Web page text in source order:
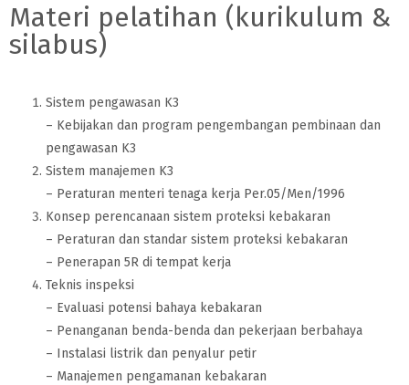
Materi pelatihan (kurikulum &
silabus)
Sistem pengawasan K3
– Kebijakan dan program pengembangan pembinaan dan
pengawasan K3
Sistem manajemen K3
– Peraturan menteri tenaga kerja Per.05/Men/1996
Konsep perencanaan sistem proteksi kebakaran
– Peraturan dan standar sistem proteksi kebakaran
– Penerapan 5R di tempat kerja
Teknis inspeksi
– Evaluasi potensi bahaya kebakaran
– Penanganan benda-benda dan pekerjaan berbahaya
– Instalasi listrik dan penyalur petir
– Manajemen pengamanan kebakaran